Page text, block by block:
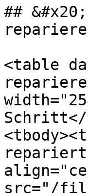
##
<table
Schritt</
src="/